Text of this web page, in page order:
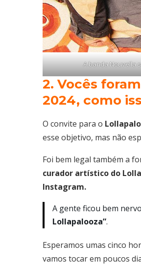
A banda Nouvella
2. Vocês
2024, como
O convite para o
esse objetivo, mas não
Foi bem legal também a
curador artístico do
Instagram.
A gente ficou bem
Lollapalooza”.
Esperamos umas cinco
vamos tocar em poucos